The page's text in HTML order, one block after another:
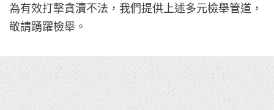
為有效打擊貪瀆不法，我們提供上述多元檢舉管道，
敬請踴躍檢舉。